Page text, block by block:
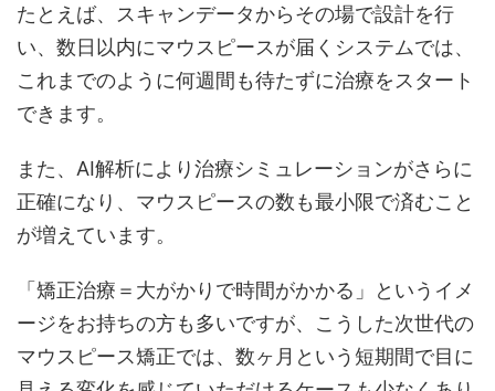
たとえば、スキャンデータからその場で設計を行
い、数日以内にマウスピースが届くシステムでは、
これまでのように何週間も待たずに治療をスタート
できます。
また、AI解析により治療シミュレーションがさらに
正確になり、マウスピースの数も最小限で済むこと
が増えています。
「矯正治療＝大がかりで時間がかかる」というイメ
ージをお持ちの方も多いですが、こうした次世代の
マウスピース矯正では、数ヶ月という短期間で目に